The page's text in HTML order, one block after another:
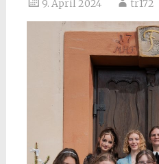
9. April 2024 tr172